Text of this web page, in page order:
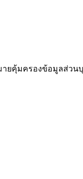
ยคุ้มครองข้อมูลส่วน